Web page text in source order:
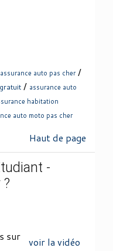
auto pas cher/
/ assurance auto
habitation
auto moto pas cher
Haut de page
-
voir la vidéo
sur